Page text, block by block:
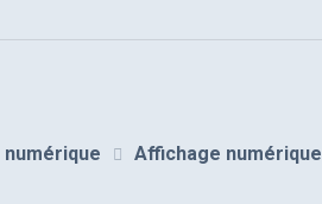
Affichage